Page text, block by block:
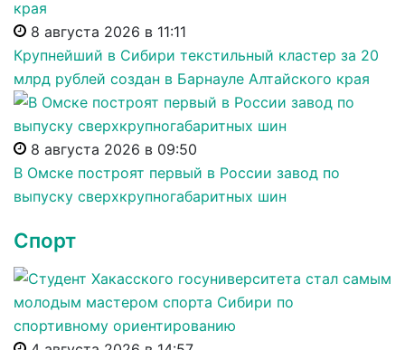
8 августа 2026 в 11:11
Крупнейший в Сибири текстильный кластер за 20
млрд рублей создан в Барнауле Алтайского края
8 августа 2026 в 09:50
В Омске построят первый в России завод по
выпуску сверхкрупногабаритных шин
Спорт